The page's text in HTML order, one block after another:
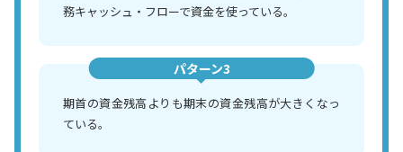
務キャッシュ・フローで資金を使っている。
パターン3
期首の資金残高よりも期末の資金残高が大きくなっ
ている。